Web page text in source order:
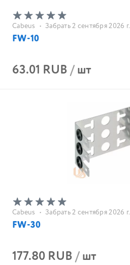
Cabeus • Забрать 2 сентября 2026 г.
FW-10
63.01 RUB/шт
Cabeus • Забрать 2 сентября 2026 г.
FW-30
177.80 RUB/шт